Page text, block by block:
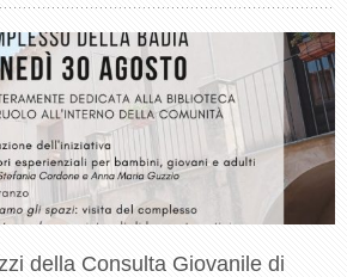
della Consulta Giovanile di